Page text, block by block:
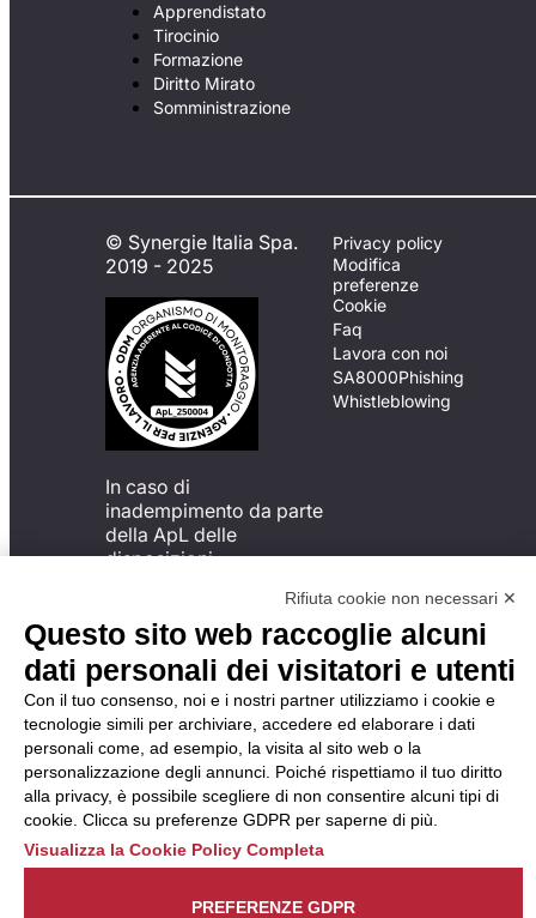
Apprendistato
Tirocinio
Formazione
Diritto Mirato
Somministrazione
© Synergie Italia Spa.
2019 - 2025
In caso di
inadempimento da parte
della ApL delle
disposizioni
possibile presentare un
reclamo
all’Organismo di
Monitoraggio utilizzando
una delle modalità
descritte al seguente
indirizzo web
https://odm-
agenzielavoro.it/reclami/.
Privacy policy
Modifica
preferenze
Cookie
Faq
Lavora con noi
SA8000Phishing
Whistleblowing
Rifiuta cookie non necessari ✕
Questo sito web raccoglie alcuni
dati personali dei visitatori e utenti
Con il tuo consenso, noi e i nostri partner utilizziamo i cookie e
tecnologie simili per archiviare, accedere ed elaborare i dati
personali come, ad esempio, la visita al sito web o la
personalizzazione degli annunci. Poiché rispettiamo il tuo diritto
alla privacy, è possibile scegliere di non consentire alcuni tipi di
cookie. Clicca su preferenze GDPR per saperne di più.
Visualizza la Cookie Policy Completa
PREFERENZE GDPR